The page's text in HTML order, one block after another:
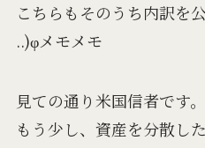
こちらもそのうち内訳を
..)φメモメモ
見ての通り米国信者です
もう少し、資産を分散し